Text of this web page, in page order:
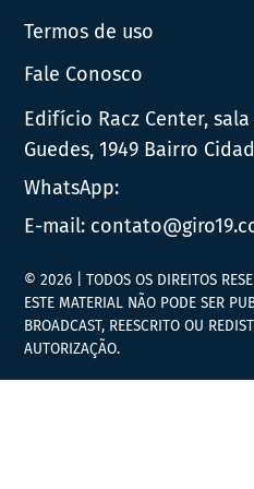
Termos de uso
Fale Conosco
Edifício Racz Center,
Guedes, 1949 Bairro
WhatsApp:
E-mail:
© 2026 | TODOS OS DIREITOS
ESTE MATERIAL NÃO PODE SER
BROADCAST, REESCRITO OU
AUTORIZAÇÃO.